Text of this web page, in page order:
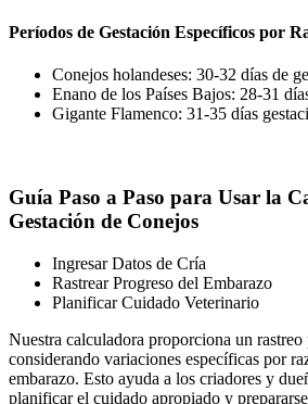
Períodos de Gestación Específicos por
Conejos holandeses: 30-32 días de
Enano de los Países Bajos: 28-31
Gigante Flamenco: 31-35 días
Guía Paso a Paso para Usar la
Gestación de Conejos
Ingresar Datos de Cría
Rastrear Progreso del Embarazo
Planificar Cuidado Veterinario
Nuestra calculadora proporciona un rastreo
considerando variaciones específicas por
embarazo. Esto ayuda a los criadores y
planificar el cuidado apropiado y